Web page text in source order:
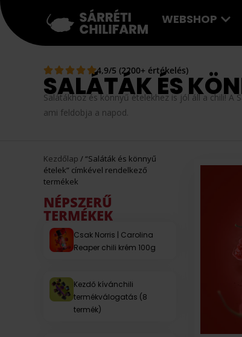
WEBSHOP
4,9/5 (2200+ értékelés)
SALÁTÁK ÉS
Salátákhoz és könnyű ételekhez is jól áll a chili! A
ami feldobja a napod.
Kezdőlap / “Saláták és könnyű
ételek” címkével rendelkező
termékek
NÉPSZERŰ
TERMÉKEK
Csak Norris | Carolina
Reaper chili krém 100g
Kezdő kívánchili
termékválogatás (8
termék)